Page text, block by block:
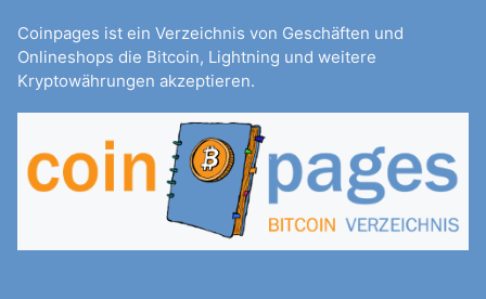
Coinpages ist ein Verzeichnis von Geschäften und
Onlineshops die Bitcoin, Lightning und weitere
Kryptowährungen akzeptieren.